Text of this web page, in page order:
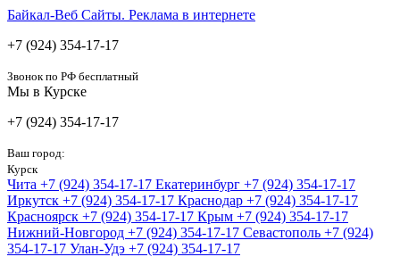
Байкал-Веб Сайты. Реклама в интернете
+7 (924) 354-17-17
Звонок по РФ бесплатный
Мы в Курске
+7 (924) 354-17-17
Ваш город:
Курск
Чита +7 (924) 354-17-17 Екатеринбург +7 (924) 354-17-17
Иркутск +7 (924) 354-17-17 Краснодар +7 (924) 354-17-17
Красноярск +7 (924) 354-17-17 Крым +7 (924) 354-17-17
Нижний-Новгород +7 (924) 354-17-17 Севастополь +7 (924)
354-17-17 Улан-Удэ +7 (924) 354-17-17